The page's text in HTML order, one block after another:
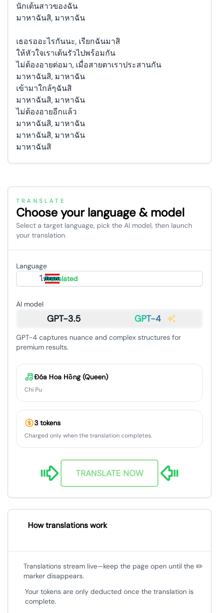
นักเต้นสาวของฉัน
มาหาฉันสิ, มาหาฉัน
เธอรออะไรกันนะ, เรียกฉันมาสิ
ให้หัวใจเราเต้นรัวไปพร้อมกัน
ไม่ต้องอายต่อมา, เมื่อสายตาเราประสานกัน
มาหาฉันสิ, มาหาฉัน
เข้ามาใกล้ๆฉันสิ
มาหาฉันสิ, มาหาฉัน
ไม่ต้องอายอีกแล้ว
มาหาฉันสิ, มาหาฉัน
มาหาฉันสิ, มาหาฉัน
มาหาฉันสิ
TRANSLATE
Choose your language & model
Select a target language, pick the AI model, then launch
your translation.
Language
ไทยTranslated
AI model
GPT-3.5 GPT-4
GPT-4 captures nuance and complex structures for
premium results.
Đóa Hoa Hồng (Queen)
Chi Pu
3 tokens
Charged only when the translation completes.
TRANSLATE NOW
How translations work
Translations stream live—keep the page open until the ✏️
marker disappears.
Your tokens are only deducted once the translation is
complete.